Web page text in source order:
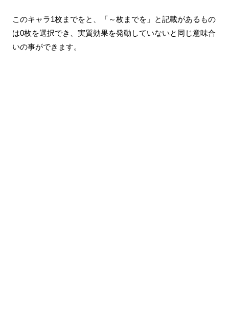
このキャラ1枚までをと、「～枚までを」と記載があるもの
は0枚を選択でき、実質効果を発動していないと同じ意味合
いの事ができます。